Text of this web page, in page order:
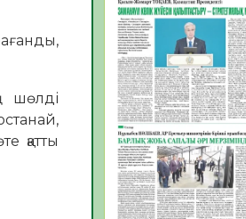
шөлді
қатты
ҚҰРЫЛТАЙ
БОЛАШАҚҚА
ЖАУАПТЫ
06.08.2026
Инфекциялық
қарсы иммундау
жұмыстарының
06.08.2026
Көкжөтел ауруы